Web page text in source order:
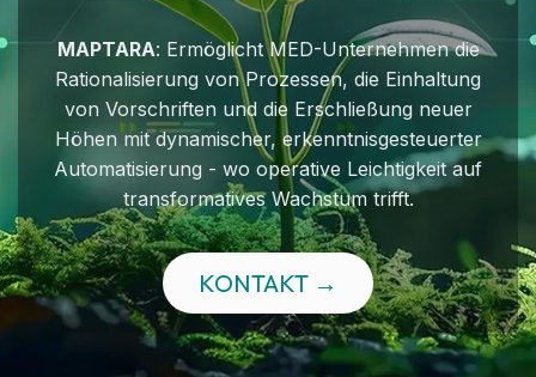
MAPTARA: Ermöglicht MED-Unternehmen die
Rationalisierung von Prozessen, die Einhaltung
von Vorschriften und die Erschließung neuer
Höhen mit dynamischer, erkenntnisgesteuerter
Automatisierung - wo operative Leichtigkeit auf
transformatives Wachstum trifft.
KONTAKT →